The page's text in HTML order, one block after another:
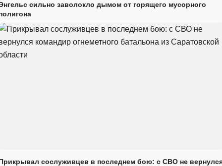
сильно заволокло дымом от горящего мусорного
сослуживцев в последнем бою: с СВО не